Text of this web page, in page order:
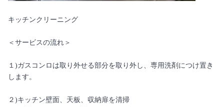
キッチンクリーニング
＜サービスの流れ＞
１)ガスコンロは取り外せる部分を取り外し、専用洗剤につけ置き
します。
２)キッチン壁面、天板、収納扉を清掃